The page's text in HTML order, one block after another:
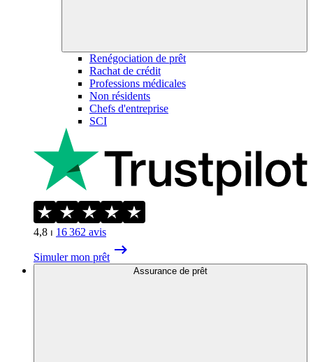
Renégociation de prêt
Rachat de crédit
Professions médicales
Non résidents
Chefs d'entreprise
SCI
4,8 ⏐ 16 362 avis
Simuler mon prêt
Assurance de prêt